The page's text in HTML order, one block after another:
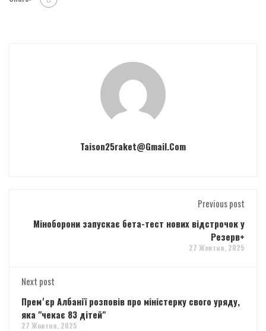
Taison25raket@gmail.com
Previous post
Міноборони запускає бета-тест нових відстрочок у
Резерв+
27 Жовтня, 2025
Next post
Премʼєр Албанії розповів про міністерку свого уряду,
яка "чекає 83 дітей"
27 Жовтня, 2025